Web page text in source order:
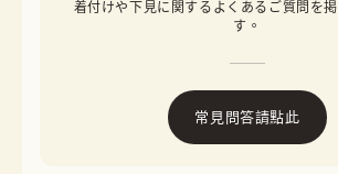
着付けや下見に関するよくあるご質問を
す。
常見問答請點此